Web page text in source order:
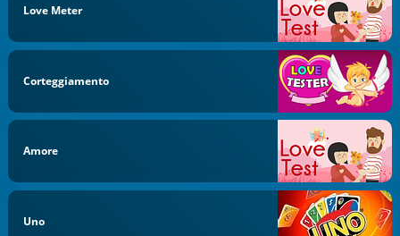
Love Meter
Corteggiamento
Amore
Uno